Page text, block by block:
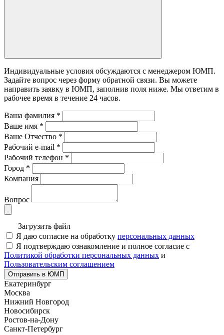
Индивидуальные условия обсуждаются с менеджером ЮМП.
Задайте вопрос через форму обратной связи. Вы можете
направить заявку в ЮМП, заполнив поля ниже. Mы ответим в
рабочее время в течение 24 часов.
Ваша фамилия *
Ваше имя *
Ваше Отчество *
Рабочий e-mail *
Рабочий телефон *
Город *
Компания
Вопрос
Загрузить файл
Я даю согласие на обработку персональных данных
Я подтверждаю ознакомление и полное согласие с
Политикой обработки персональных данных и
Пользовательским соглашением
Отправить в ЮМП
Екатеринбург
Москва
Нижний Новгород
Новосибирск
Ростов-на-Дону
Санкт-Петербург